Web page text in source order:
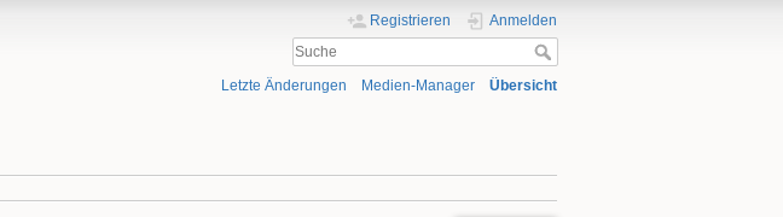
Registrieren Anmelden
Letzte Änderungen Medien-Manager Übersicht